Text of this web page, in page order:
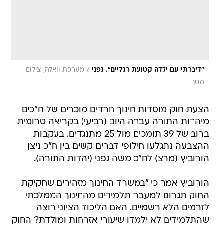
הצעת חוק מוסדות חינוך חרדים מוכרים של ח"כים
ברוב של 39 תומכים מול 25 מתנגדים. בעקבות
ההצבעה נתגלעו חילופי דברים קשים בין ח"כ ניצן
הורוביץ (מרצ) לח"כ משה גפני (יהדות התורה).
הורוביץ אמר כי "במשרד החינוך מזהירים שחקיקת
לזרמים הלא רשמיים. האם הליכוד הציוני רוצה
שהתלמידים לא ילמדו שיעורי אזרחות ומולדת? החוק
הזה הוא המשכו השערורייתי של חוק נהרי שהעניק
זכויות לחינוך החרדי בלי לחייבם לפעול במסגרת